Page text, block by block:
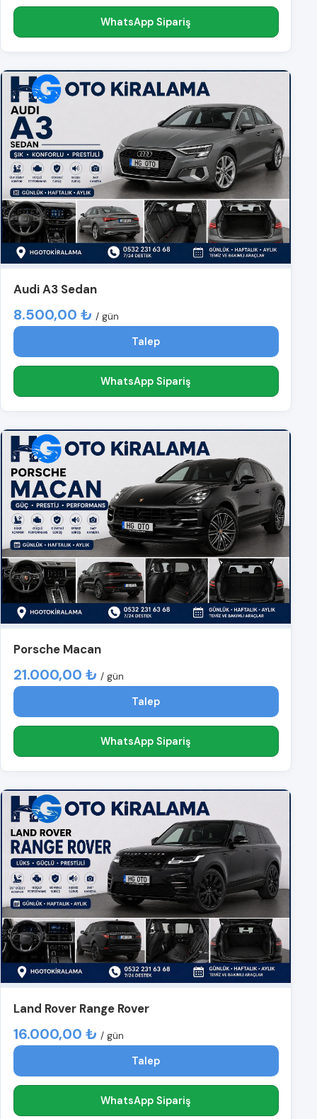
WhatsApp Sipariş
Audi A3 Sedan
8.500,00 ₺ / gün
Talep
WhatsApp Sipariş
Porsche Macan
21.000,00 ₺ / gün
Talep
WhatsApp Sipariş
Land Rover Range Rover
16.000,00 ₺ / gün
Talep
WhatsApp Sipariş